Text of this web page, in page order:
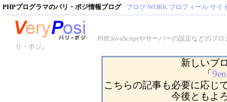
PHPプログラマのバリ・ポジ情報ブログ ブログ WORK プロフィール サイ
PHP,JavaScriptやサーバーの設定などのプ
リ・ポジ』
新しいブ
「
こちらの記事も必要に応じ
今後ともよ